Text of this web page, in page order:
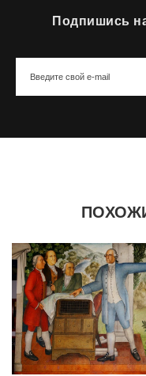
Подпишись